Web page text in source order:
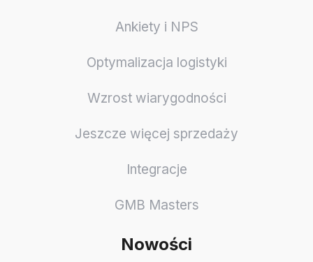
Ankiety i NPS
Optymalizacja logistyki
Wzrost wiarygodności
Jeszcze więcej sprzedaży
Integracje
GMB Masters
Nowości